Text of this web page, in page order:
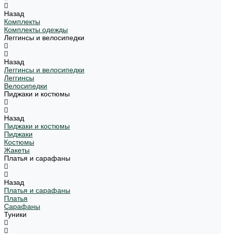
Назад
Комплекты
Комплекты одежды
Леггинсы и велосипедки
Назад
Леггинсы и велосипедки
Леггинсы
Велосипедки
Пиджаки и костюмы
Назад
Пиджаки и костюмы
Пиджаки
Костюмы
Жакеты
Платья и сарафаны
Назад
Платья и сарафаны
Платья
Сарафаны
Туники